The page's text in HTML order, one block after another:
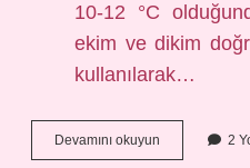
10-12 °C
ekim ve dikim
kullanılarak…
Devamını okuyun
Hangi
2